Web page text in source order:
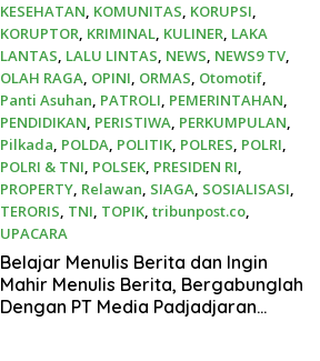
KESEHATAN, KOMUNITAS, KORUPSI,
KORUPTOR, KRIMINAL, KULINER, LAKA
LANTAS, LALU LINTAS, NEWS, NEWS9 TV,
OLAH RAGA, OPINI, ORMAS, Otomotif,
Panti Asuhan, PATROLI, PEMERINTAHAN,
PENDIDIKAN, PERISTIWA, PERKUMPULAN,
Pilkada, POLDA, POLITIK, POLRES, POLRI,
POLRI & TNI, POLSEK, PRESIDEN RI,
PROPERTY, Relawan, SIAGA, SOSIALISASI,
TERORIS, TNI, TOPIK, tribunpost.co,
UPACARA
6 April 2025
Belajar Menulis Berita dan Ingin
Mahir Menulis Berita, Bergabunglah
Dengan PT Media Padjadjaran